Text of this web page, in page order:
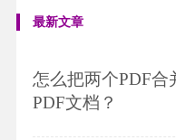
最新文章
怎么把两个PDF
PDF文档？